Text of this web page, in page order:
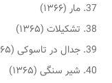
مار (۱۳۶۶)
تشکیلات (۱۳۶۵)
جدال در تاسوکی (۱۳۶۵)
شیر سنگی (۱۳۶۵)